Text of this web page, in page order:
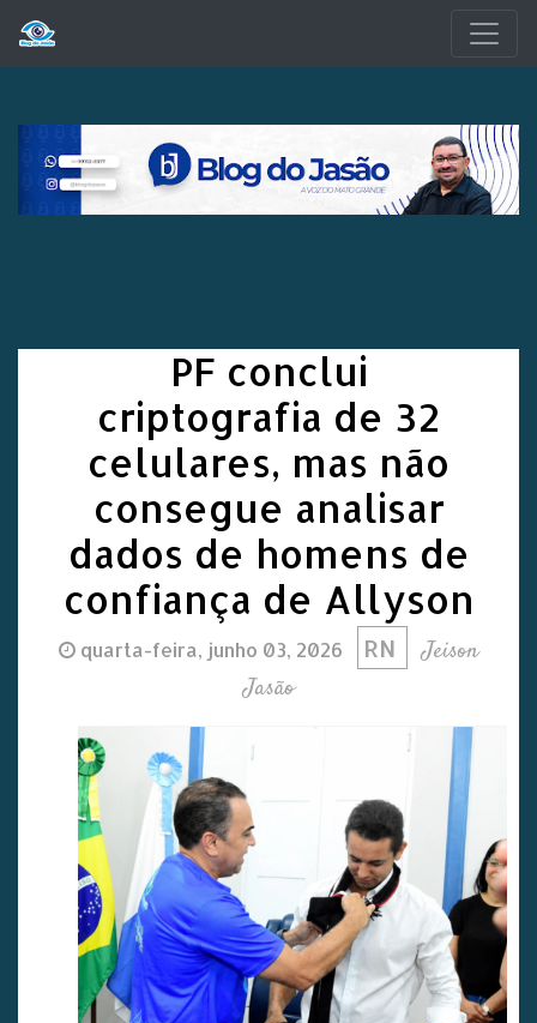
PF conclui
criptografia de 32
celulares, mas não
consegue analisar
dados de homens de
confiança de Allyson
quarta-feira, junho 03, 2026 RN
Jeison
Jasão